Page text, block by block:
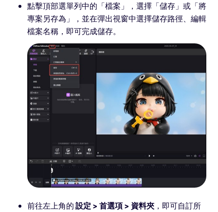
點擊頂部選單列中的「檔案」，選擇「儲存」或「將
專案另存為」，並在彈出視窗中選擇儲存路徑、編輯
檔案名稱，即可完成儲存。
前往左上角的設定 > 首選項 > 資料夾 ，即可自訂所